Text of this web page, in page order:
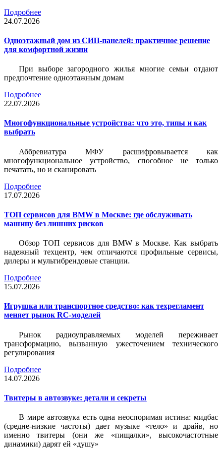
Подробнее
24.07.2026
Одноэтажный дом из СИП-панелей: практичное решение
для комфортной жизни
При выборе загородного жилья многие семьи отдают
предпочтение одноэтажным домам
Подробнее
22.07.2026
Многофункциональные устройства: что это, типы и как
выбрать
Аббревиатура МФУ расшифровывается как
многофункциональное устройство, способное не только
печатать, но и сканировать
Подробнее
17.07.2026
ТОП сервисов для BMW в Москве: где обслуживать
машину без лишних рисков
Обзор ТОП сервисов для BMW в Москве. Как выбрать
надежный техцентр, чем отличаются профильные сервисы,
дилеры и мультибрендовые станции.
Подробнее
15.07.2026
Игрушка или транспортное средство: как техрегламент
меняет рынок RC-моделей
Рынок радиоуправляемых моделей переживает
трансформацию, вызванную ужесточением технического
регулирования
Подробнее
14.07.2026
Твитеры в автозвуке: детали и секреты
В мире автозвука есть одна неоспоримая истина: мидбас
(средне-низкие частоты) дает музыке «тело» и драйв, но
именно твитеры (они же «пищалки», высокочастотные
динамики) дарят ей «душу»